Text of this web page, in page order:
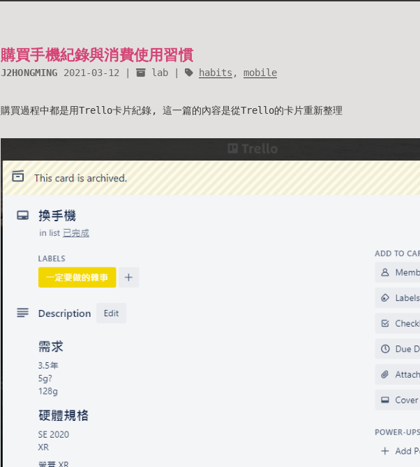
購買手機紀錄與消費使用習慣
J2HONGMING 2021-03-12 lab habits , mobile
購買過程中都是用Trello卡片紀錄, 這一篇的內容是從Trello的卡片重新整理